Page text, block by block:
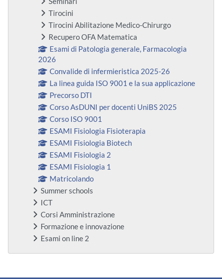
Tirocini
Tirocini Abilitazione Medico-Chirurgo
Recupero OFA Matematica
Esami di Patologia generale, Farmacologia
2026
Convalide di infermieristica 2025-26
La linea guida ISO 9001 e la sua applicazione
Precorso DTI
Corso AsDUNI per docenti UniBS 2025
Corso ISO 9001
ESAMI Fisiologia Fisioterapia
ESAMI Fisiologia Biotech
ESAMI Fisiologia 2
ESAMI Fisiologia 1
Matricolando
Summer schools
ICT
Corsi Amministrazione
Formazione e innovazione
Esami on line 2
Blocchi supplementari